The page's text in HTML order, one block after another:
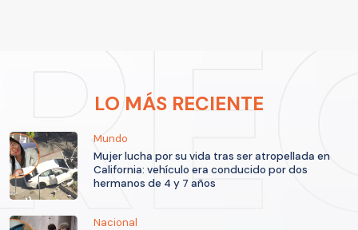
LO MÁS RECIENTE
Mundo
Mujer lucha por su vida tras ser atropellada en
California: vehículo era conducido por dos
hermanos de 4 y 7 años
Nacional